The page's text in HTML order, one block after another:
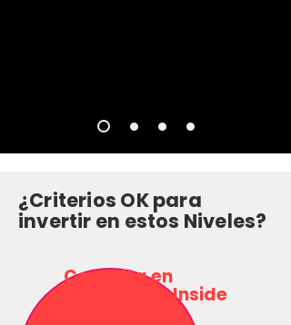
¿Criterios OK para
invertir en estos Niveles?
Consulta en
Inversionas Inside